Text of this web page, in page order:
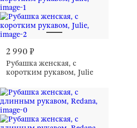
2 990 ₽
Рубашка женская, с
коротким рукавом, Julie